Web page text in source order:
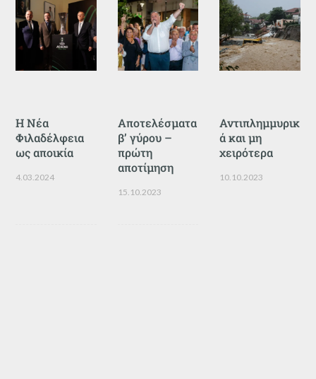
Η Νέα
Φιλαδέλφεια
ως αποικία
4.03.2024
Αποτελέσματα
β’ γύρου –
πρώτη
αποτίμηση
15.10.2023
Αντιπλημμυρικ
ά και μη
χειρότερα
10.10.2023